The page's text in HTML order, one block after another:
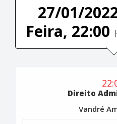
27/01/
Feira, 22:00
Direito
Vandré